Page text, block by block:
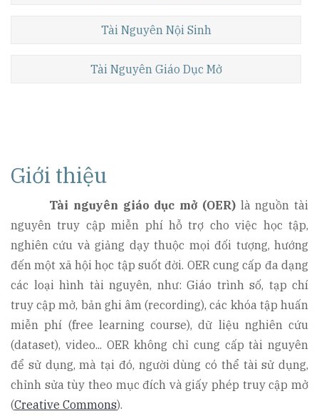
Tài Nguyên Nội Sinh
Tài Nguyên Giáo Dục Mở
Giới thiệu
Tài nguyên giáo dục mở (OER)là nguồn tài
nguyên truy cập miễn phí hỗ trợ cho việc học tập,
nghiên cứu và giảng dạy thuộc mọi đối tượng, hướng
đến một xã hội học tập suốt đời. OER cung cấp đa dạng
các loại hình tài nguyên, như: Giáo trình số, tạp chí
truy cập mở, bản ghi âm (recording), các khóa tập huấn
miễn phí (free learning course), dữ liệu nghiên cứu
(dataset), video... OER không chỉ cung cấp tài nguyên
để sử dụng, mà tại đó, người dùng có thể tài sử dụng,
chỉnh sửa tùy theo mục đích và giấy phép truy cập mở
(Creative Commons).